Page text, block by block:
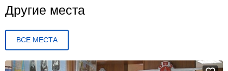
Другие места
ВСЕ МЕСТА